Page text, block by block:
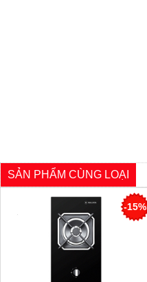
SẢN PHẨM CÙNG LOẠI
-15%